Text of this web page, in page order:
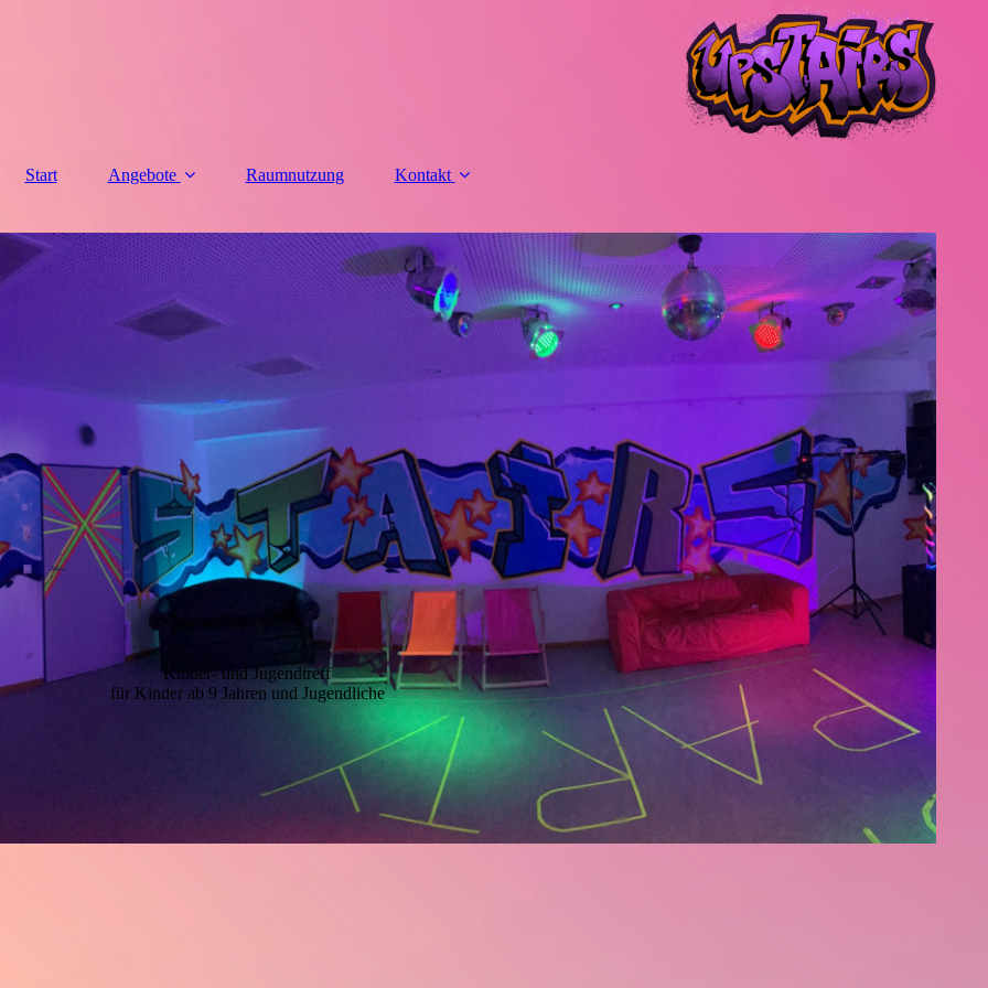
Start Angebote Raumnutzung Kontakt
Kinder- und Jugendtreff
für Kinder ab 9 Jahren und Jugendliche